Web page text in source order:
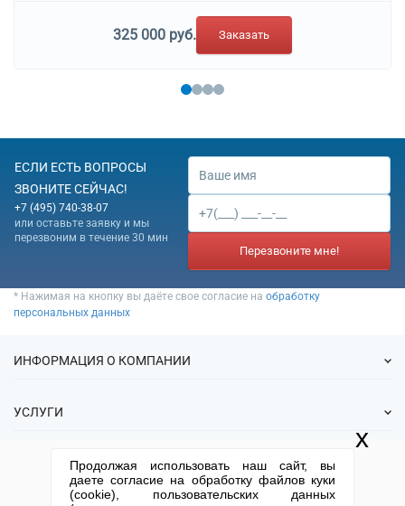
325 000 руб. Заказать
ЕСЛИ ЕСТЬ ВОПРОСЫ
ЗВОНИТЕ СЕЙЧАС!
+7 (495) 740-38-07
или оставьте заявку и мы
перезвоним в течение 30 мин
Перезвоните мне!
* Нажимая на кнопку вы даёте свое согласие на обработку
персональных данных
ИНФОРМАЦИЯ О КОМПАНИИ
О нас
Спецпредложения
УСЛУГИ
Продажа фирм
Регистрация
КОНТАКТНАЯ ИНФОРМАЦИЯ
+7 (495) 740-38-07
mail@1-urist.ru
Продолжая использовать наш сайт, вы
даете согласие на обработку файлов куки
(cookie), пользовательских данных
x